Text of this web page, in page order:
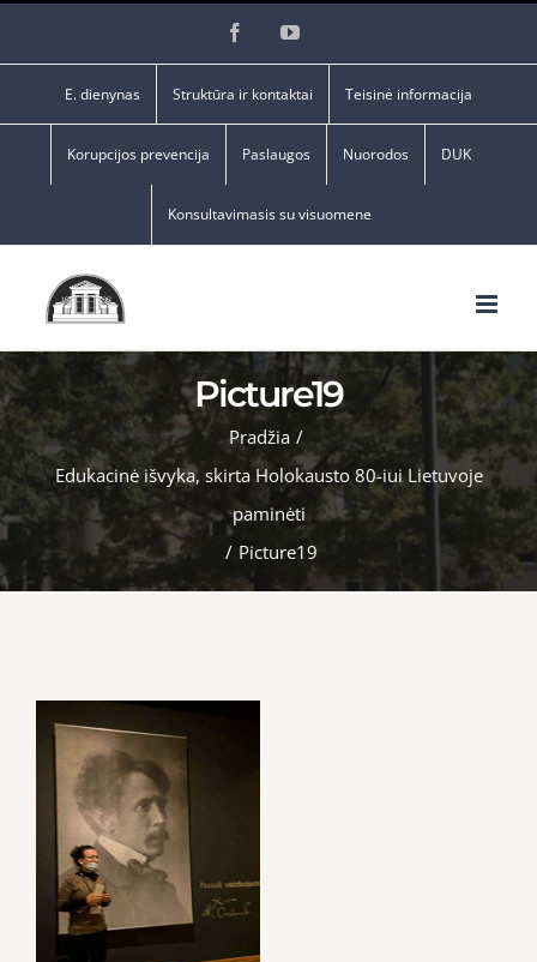
FacebookYouTube
E. dienynas Struktūra ir kontaktai Teisinė informacija
Korupcijos prevencija Paslaugos Nuorodos DUK
Konsultavimasis su visuomene
Picture19
Pradžia /
Edukacinė išvyka, skirta Holokausto 80-iui Lietuvoje
paminėti
/ Picture19